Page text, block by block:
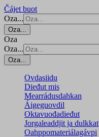
Čájet buot
Oza...
Oza...
Oza
Oza...
Oza...
Ovdasiidu
Dieđut mis
Mearrádusdahkan
Áigeguovdil
Oktavuođadieđut
Jorgaleaddjit ja dulkkat
Oahppomateriálagávpi